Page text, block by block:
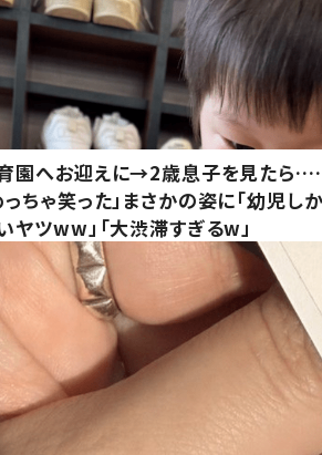
園へお迎えに→2歳息子を見たら
っちゃ笑った」まさかの姿に「幼児しか
ヤツww」「大渋滞すぎるw」